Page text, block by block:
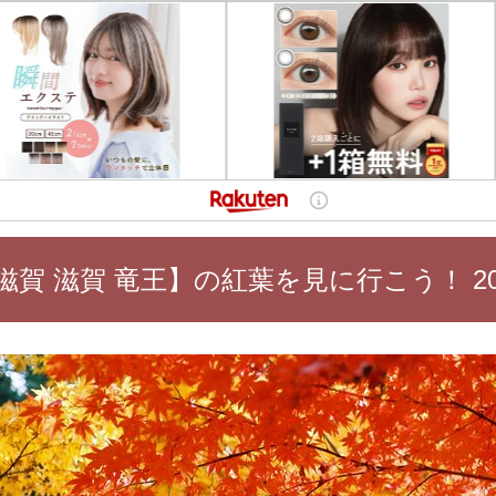
賀 滋賀 竜王】の紅葉を見に行こう！